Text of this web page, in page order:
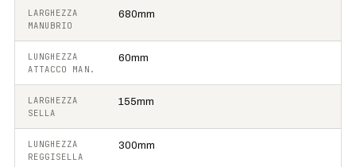
LARGHEZZA
MANUBRIO
680mm
LUNGHEZZA
ATTACCO MAN.
60mm
LARGHEZZA
SELLA
155mm
LUNGHEZZA
REGGISELLA
300mm